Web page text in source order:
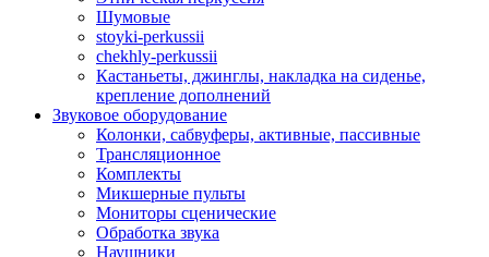
Шумовые
stoyki-perkussii
chekhly-perkussii
Кастаньеты, джинглы, накладка на сиденье,
крепление дополнений
Звуковое оборудование
Колонки, сабвуферы, активные, пассивные
Трансляционное
Комплекты
Микшерные пульты
Мониторы сценические
Обработка звука
Наушники